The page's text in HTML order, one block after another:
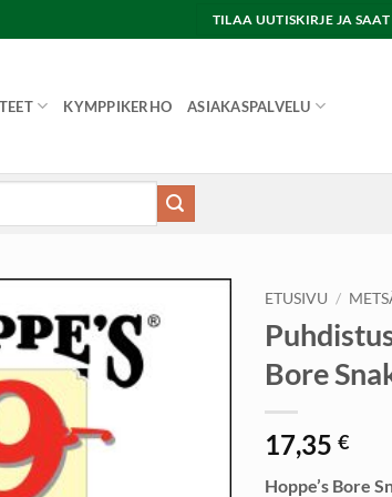
TILAA UUTISKIRJE JA
KYMPPIKERHO ASIAKASPALVELU
ETUSIVU /
Bore
17,35 €
Hoppe’s Bore